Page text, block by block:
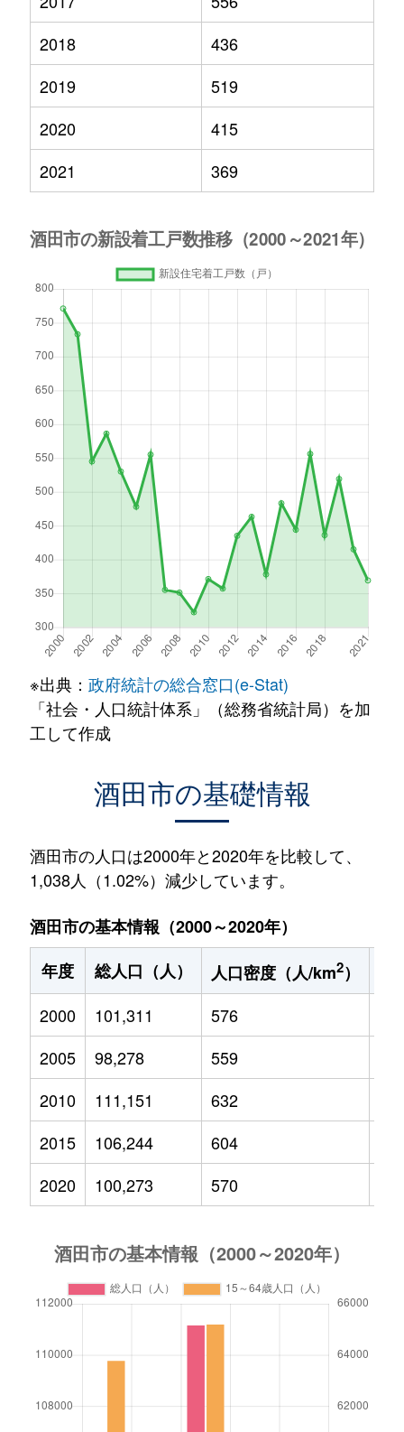
2018
436
2019
519
2020
415
2021
369
※出典： 政府統計の総合窓口(e-Stat)
「社会・人口統計体系」（総務省統計局）を加
工して作成
酒田市の基礎情報
酒田市の人口は2000年と2020年を比較して、
1,038人（1.02%）減少しています。
酒田市の基本情報（2000～2020年）
年度
総人口（人） 人口密度（人/km2）
2000
101,311 576
2005
98,278 559
2010
111,151 632
2015
106,244 604
2020
100,273 570